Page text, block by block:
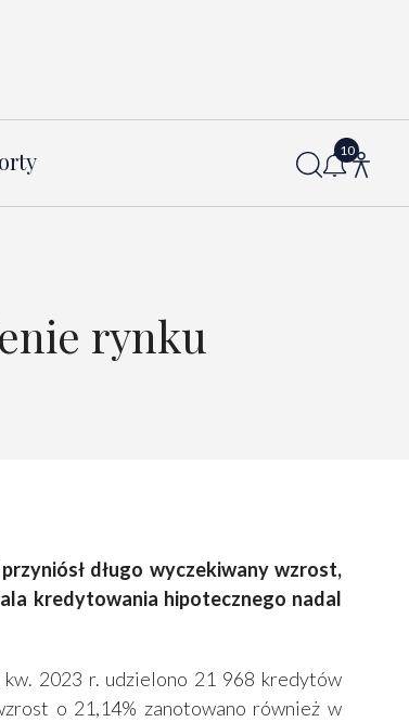
rynku
długo wyczekiwany wzrost,
kredytowania hipotecznego nadal
2023 r. udzielono 21 968 kredytów
o 21,14% zanotowano również w